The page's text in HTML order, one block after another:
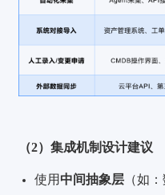
（2）集成机制设计建议
使用 中间抽象层 （如